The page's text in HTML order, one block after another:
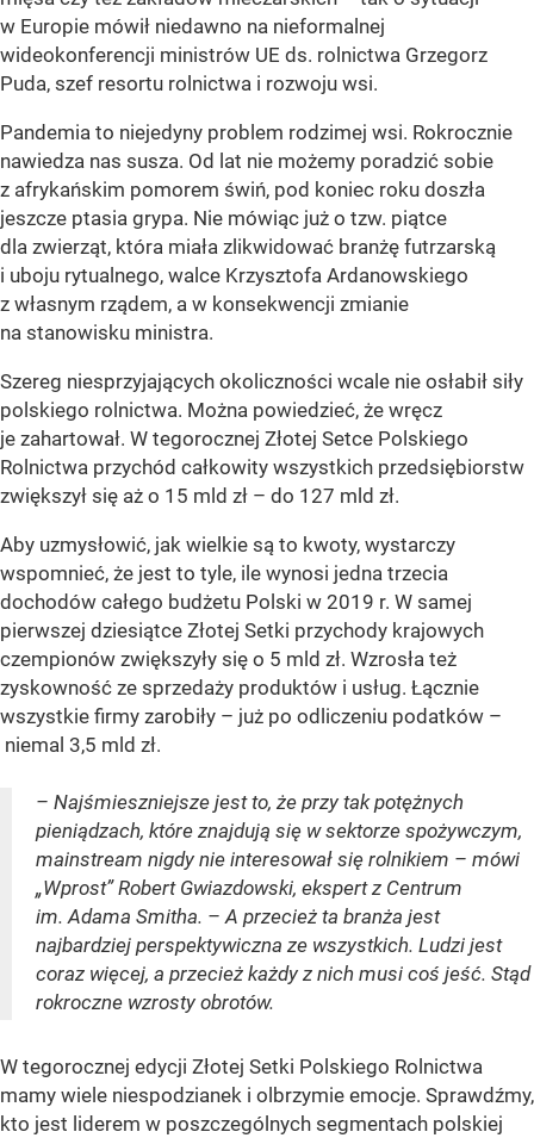
w Europie mówił niedawno na nieformalnej
wideokonferencji ministrów UE ds. rolnictwa Grzegorz
Puda, szef resortu rolnictwa i rozwoju wsi.
Pandemia to niejedyny problem rodzimej wsi. Rokrocznie
nawiedza nas susza. Od lat nie możemy poradzić sobie
z afrykańskim pomorem świń, pod koniec roku doszła
jeszcze ptasia grypa. Nie mówiąc już o tzw. piątce
dla zwierząt, która miała zlikwidować branżę futrzarską
i uboju rytualnego, walce Krzysztofa Ardanowskiego
z własnym rządem, a w konsekwencji zmianie
na stanowisku ministra.
Szereg niesprzyjających okoliczności wcale nie osłabił siły
polskiego rolnictwa. Można powiedzieć, że wręcz
je zahartował. W tegorocznej Złotej Setce Polskiego
Rolnictwa przychód całkowity wszystkich przedsiębiorstw
zwiększył się aż o 15 mld zł – do 127 mld zł.
Aby uzmysłowić, jak wielkie są to kwoty, wystarczy
wspomnieć, że jest to tyle, ile wynosi jedna trzecia
dochodów całego budżetu Polski w 2019 r. W samej
pierwszej dziesiątce Złotej Setki przychody krajowych
czempionów zwiększyły się o 5 mld zł. Wzrosła też
zyskowność ze sprzedaży produktów i usług. Łącznie
wszystkie firmy zarobiły – już po odliczeniu podatków –
niemal 3,5 mld zł.
– Najśmieszniejsze jest to, że przy tak potężnych
pieniądzach, które znajdują się w sektorze spożywczym,
mainstream nigdy nie interesował się rolnikiem – mówi
„Wprost” Robert Gwiazdowski, ekspert z Centrum
im. Adama Smitha. – A przecież ta branża jest
najbardziej perspektywiczna ze wszystkich. Ludzi jest
coraz więcej, a przecież każdy z nich musi coś jeść. Stąd
rokroczne wzrosty obrotów.
W tegorocznej edycji Złotej Setki Polskiego Rolnictwa
mamy wiele niespodzianek i olbrzymie emocje. Sprawdźmy,
kto jest liderem w poszczególnych segmentach polskiej